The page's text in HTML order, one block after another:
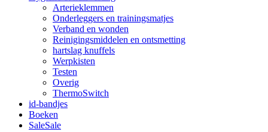
Arterieklemmen
Onderleggers en trainingsmatjes
Verband en wonden
Reinigingsmiddelen en ontsmetting
hartslag knuffels
Werpkisten
Testen
Overig
ThermoSwitch
id-bandjes
Boeken
SaleSale